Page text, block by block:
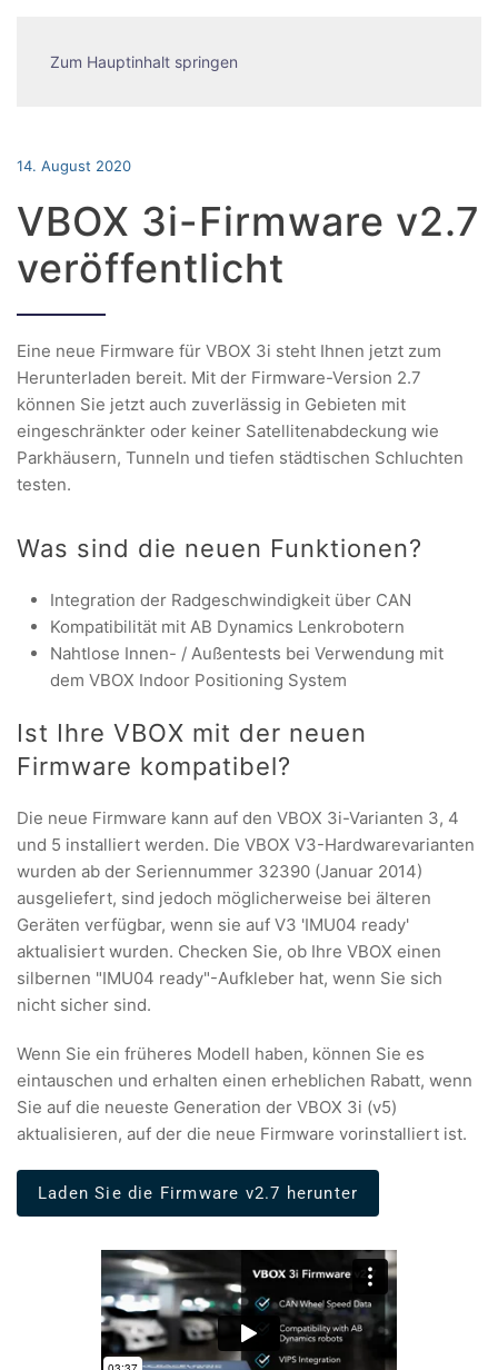
Zum Hauptinhalt springen
14. August 2020
VBOX 3i-Firmware v2.7
veröffentlicht
Eine neue Firmware für VBOX 3i steht Ihnen jetzt zum
Herunterladen bereit. Mit der Firmware-Version 2.7
können Sie jetzt auch zuverlässig in Gebieten mit
eingeschränkter oder keiner Satellitenabdeckung wie
Parkhäusern, Tunneln und tiefen städtischen Schluchten
testen.
Was sind die neuen Funktionen?
Integration der Radgeschwindigkeit über CAN
Kompatibilität mit AB Dynamics Lenkrobotern
Nahtlose Innen- / Außentests bei Verwendung mit
dem VBOX Indoor Positioning System
Ist Ihre VBOX mit der neuen
Firmware kompatibel?
Die neue Firmware kann auf den VBOX 3i-Varianten 3, 4
und 5 installiert werden. Die VBOX V3-Hardwarevarianten
wurden ab der Seriennummer 32390 (Januar 2014)
ausgeliefert, sind jedoch möglicherweise bei älteren
Geräten verfügbar, wenn sie auf V3 'IMU04 ready'
aktualisiert wurden. Checken Sie, ob Ihre VBOX einen
silbernen "IMU04 ready"-Aufkleber hat, wenn Sie sich
nicht sicher sind.
Wenn Sie ein früheres Modell haben, können Sie es
eintauschen und erhalten einen erheblichen Rabatt, wenn
Sie auf die neueste Generation der VBOX 3i (v5)
aktualisieren, auf der die neue Firmware vorinstalliert ist.
Laden Sie die Firmware v2.7 herunter